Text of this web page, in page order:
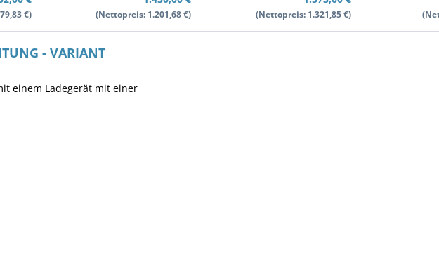
€) (Nettopreis: 1.201,68 €) (Nettopreis: 1.321,85 €)
- VARIANT
einem Ladegerät mit einer